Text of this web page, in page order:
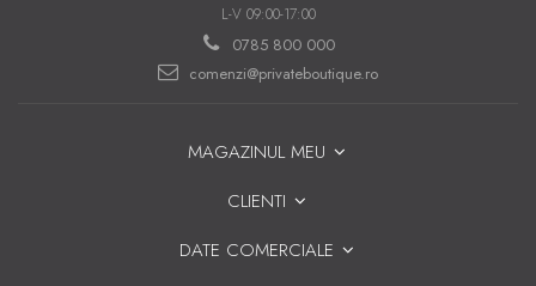
L-V 09:00-17:00
0785 800 000
comenzi@privateboutique.ro
MAGAZINUL MEU
CLIENTI
DATE COMERCIALE